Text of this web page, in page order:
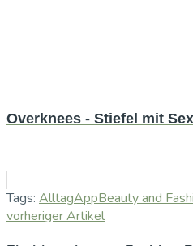
Overknees - Stiefel mit
Tags: AlltagAppBeauty and
vorheriger Artikel